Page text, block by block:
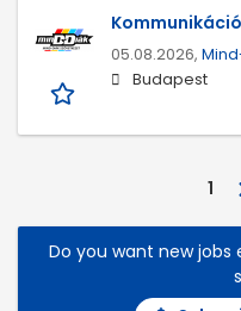
05.08.2026,
Budapest
1
Do you want new